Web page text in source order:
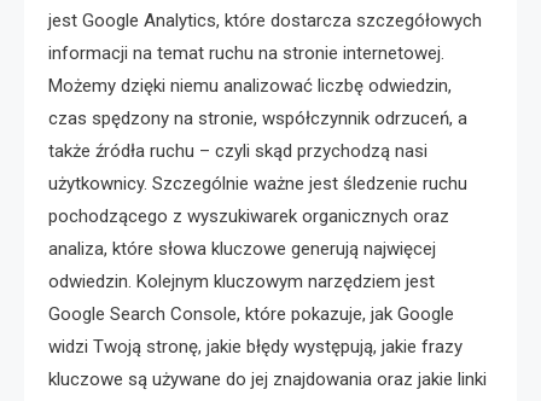
jest Google Analytics, które dostarcza szczegółowych
informacji na temat ruchu na stronie internetowej.
Możemy dzięki niemu analizować liczbę odwiedzin,
czas spędzony na stronie, współczynnik odrzuceń, a
także źródła ruchu – czyli skąd przychodzą nasi
użytkownicy. Szczególnie ważne jest śledzenie ruchu
pochodzącego z wyszukiwarek organicznych oraz
analiza, które słowa kluczowe generują najwięcej
odwiedzin. Kolejnym kluczowym narzędziem jest
Google Search Console, które pokazuje, jak Google
widzi Twoją stronę, jakie błędy występują, jakie frazy
kluczowe są używane do jej znajdowania oraz jakie linki